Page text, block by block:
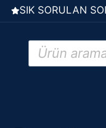
SIK SORULAN
Products
search